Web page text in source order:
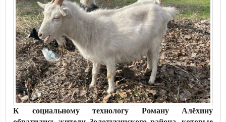
К социальному технологу Роману Алёхину